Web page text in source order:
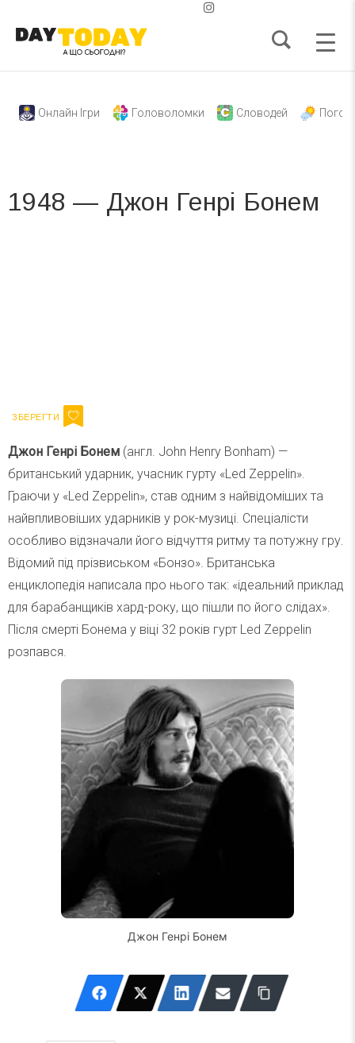
Онлайн Ігри Головоломки Словодей
1948 — Джон Генрі Бонем
Джон Генрі Бонем (англ. John Henry Bonham) —
британський ударник, учасник гурту «Led Zeppelin».
Граючи у «Led Zeppelin», став одним з найвідоміших та
найвпливовіших ударників у рок-музиці. Спеціалісти
особливо відзначали його відчуття ритму та потужну гру.
Відомий під прізвиськом «Бонзо». Британська
енциклопедія написала про нього так: «ідеальний приклад
для барабанщиків хард-року, що пішли по його слідах».
Після смерті Бонема у віці 32 років гурт Led Zeppelin
розпався.
Джон Генрі Бонем